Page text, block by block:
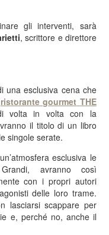
gli interventi, sarà
, scrittore e direttore
una esclusiva cena che
ristorante gourmet THE
volta in volta con la
il titolo di un libro
singole serate.
esclusiva le
avranno così
con i propri autori
delle loro trame.
lasciarsi scappare per
e, perché no, anche il